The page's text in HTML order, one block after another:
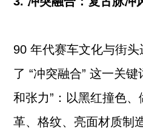
90 年代赛车文化与街
了 “冲突融合” 这一关
和张力”：以黑红撞色
革、格纹、亮面材质制